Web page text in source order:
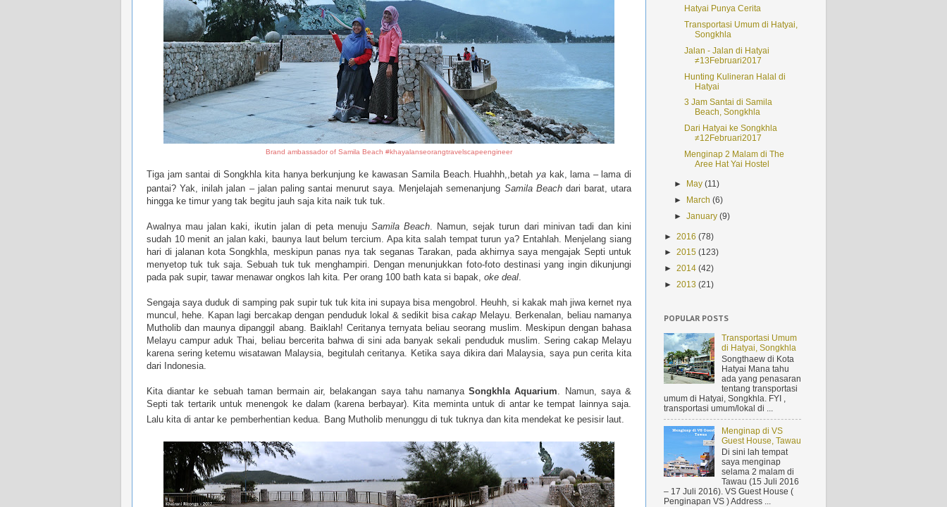
Brand ambassador of Samila Beach #khayalanseorangtravelscapeengineer
Tiga jam santai di Songkhla kita hanya berkunjung ke kawasan Samila Beach. Huahhh,,betah ya kak, lama – lama di
pantai? Yak, inilah jalan – jalan paling santai menurut saya. Menjelajah semenanjung Samila Beachdari barat, utara
hingga ke timur yang tak begitu jauh saja kita naik tuk tuk.
Awalnya mau jalan kaki, ikutin jalan di peta menuju Samila Beach . Namun, sejak turun dari minivan tadi dan kini
sudah 10 menit an jalan kaki, baunya laut belum tercium. Apa kita salah tempat turun ya? Entahlah. Menjelang siang
hari di jalanan kota Songkhla, meskipun panas nya tak seganas Tarakan, pada akhirnya saya mengajak Septi untuk
menyetop tuk tuk saja. Sebuah tuk tuk menghampiri. Dengan menunjukkan foto-foto destinasi yang ingin dikunjungi
pada pak supir, tawar menawar ongkos lah kita. Per orang 100 bath kata si bapak, oke deal
Sengaja saya duduk di samping pak supir tuk tuk kita ini supaya bisa mengobrol. Heuhh, si kakak mah jiwa kernet nya
muncul, hehe. Kapan lagi bercakap dengan penduduk lokal & sedikit bisacakap Melayu. Berkenalan, beliau namanya
Mutholib dan maunya dipanggil abang. Baiklah! Ceritanya ternyata beliau seorang muslim. Meskipun dengan bahasa
Melayu campur aduk Thai, beliau bercerita bahwa di sini ada banyak sekali penduduk muslim. Sering cakap Melayu
karena sering ketemu wisatawan Malaysia, begitulah ceritanya. Ketika saya dikira dari Malaysia, saya pun cerita kita
dari Indonesia.
Kita diantar ke sebuah taman bermain air, belakangan saya tahu namanyaSongkhla Aquarium . Namun, saya &
Septi tak tertarik untuk menengok ke dalam (karena berbayar). Kita meminta untuk di antar ke tempat lainnya saja.
Lalu kita di antar ke pemberhentian kedua. Bang Mutholib menunggu di tuk tuknya dan kita mendekat ke pesisir laut.
Hatyai Punya Cerita
Transportasi Umum di Hatyai,
Songkhla
Jalan - Jalan di Hatyai
≠13Februari2017
Hunting Kulineran Halal di
Hatyai
3 Jam Santai di Samila
Beach, Songkhla
Dari Hatyai ke Songkhla
≠12Februari2017
Menginap 2 Malam di The
Aree Hat Yai Hostel
► May(11)
►
March(6)
►January(9)
► 2016 (78)
► 2015 (123)
► 2014 (42)
► 2013 (21)
POPULAR POSTS
Transportasi Umum
di Hatyai, Songkhla
Songthaew di Kota
Hatyai Mana tahu
ada yang penasaran
tentang transportasi
umum di Hatyai, Songkhla. FYI ,
transportasi umum/lokal di ...
Menginap di VS
Guest House, Tawau
Di sini lah tempat
saya menginap
selama 2 malam di
Tawau (15 Juli 2016
– 17 Juli 2016). VS Guest House (
Penginapan VS ) Address ...